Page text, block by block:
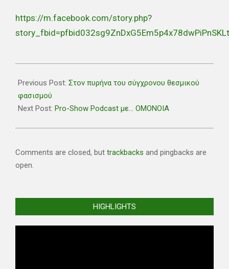
https://m.facebook.com/story.php?
03-
25
Previous Post: Στον πυρήνα του σύγχρονου θεσμικού
φασισμού
Next Post: Pro-Show Podcast με… ΟΜΟΝΟΙΑ
Comments are closed, but trackbacks and pingbacks are
open.
HIGHLIGHTS